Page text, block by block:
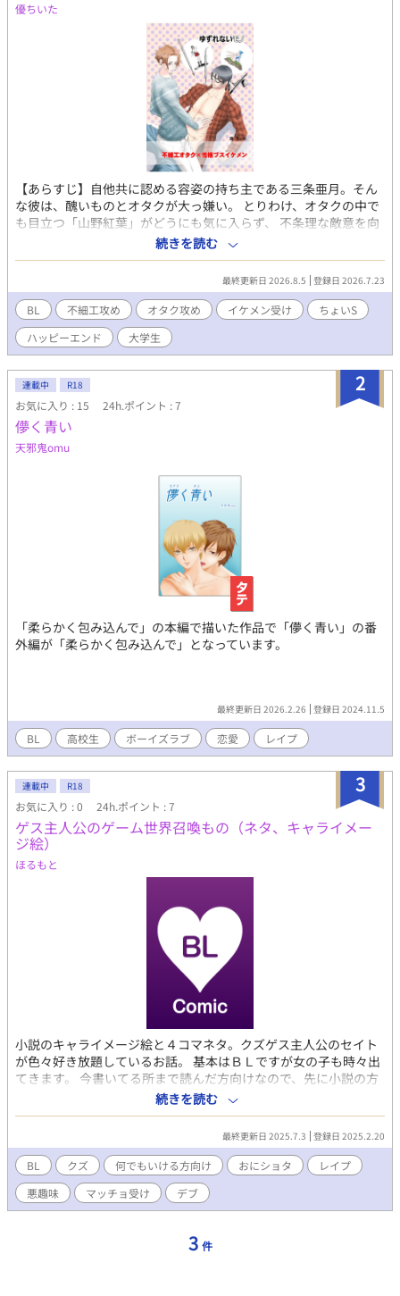
優ちいた
【あらすじ】自他共に認める容姿の持ち主である三条亜月。そん
な彼は、醜いものとオタクが大っ嫌い。 とりわけ、オタクの中で
も目立つ「山野紅葉」がどうにも気に入らず、 不条理な敵意を向
けていた。 だがそんなある日、とうとうキレた山野からレイプさ
れ、その一部始終を動画に撮られてしまう。 その動画をネタに、
身体の関係を強要されるとおもいきや、 「ばらされたくなけれ
ば、もう僕に関わらないで」 と、逆のことを言われてしまい
―――！？ ■この作品は、先に投稿していた小説「ゆずれないモ
ノ」をコミカライズしたものです。 よろしければ、そちらもどう
ぞ！
続きを読む
最終更新日 2026.8.5 登録日 2026.7.23
BL 不細工攻め オタク攻め イケメン受け
ちょいS
ハッピーエンド
大学生
2
連載中 R18
お気に入り : 15 24h.ポイント : 7
儚く青い
天邪鬼omu
「柔らかく包み込んで」の本編で描いた作品で「儚く青い」の番
外編が「柔らかく包み込んで」となっています。
最終更新日 2026.2.26 登録日 2024.11.5
BL 高校生 ボーイズラブ 恋愛 レイプ
3
連載中 R18
お気に入り : 0 24h.ポイント : 7
ゲス主人公のゲーム世界召喚もの（ネタ、キャライメー
ジ絵）
ほるもと
小説のキャライメージ絵と４コマネタ。クズゲス主人公のセイト
が色々好き放題しているお話。 基本はＢＬですが女の子も時々出
てきます。 今書いてる所まで読んだ方向けなので、先に小説の方
を読まないと意味がわからないと思います。 訳わからなくても平
気！という方は漫画だけ読んで下さっても大丈夫です。 ※漫画の
みで描いてるものもあったりします。 漫画だと小説よりだいぶ平
和な感じで描きがちなので、少し？ギャップがあるかも知れませ
ん。
続きを読む
最終更新日 2025.7.3 登録日 2025.2.20
BL クズ 何でもいける方向け おにショタ
レイプ
悪趣味
マッチョ受け デブ
3 件